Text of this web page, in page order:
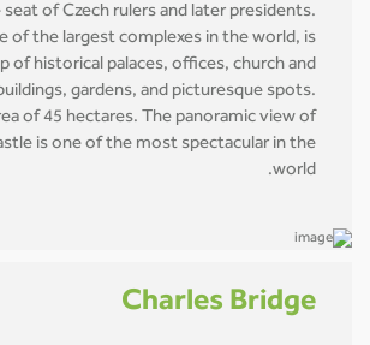
seat of Czech rulers and later presidents.
of the largest complexes in the world, is
up of historical palaces, offices, church and
buildings, gardens, and picturesque spots.
of 45 hectares. The panoramic view of
is one of the most spectacular in the
world.
Charles Bridge